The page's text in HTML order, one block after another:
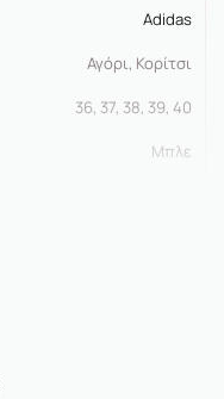
Adidas
Αγόρι, Κορίτσι
36, 37, 38, 39, 40
Μπλε